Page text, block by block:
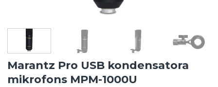
Marantz Pro USB kondensatora
mikrofons MPM-1000U